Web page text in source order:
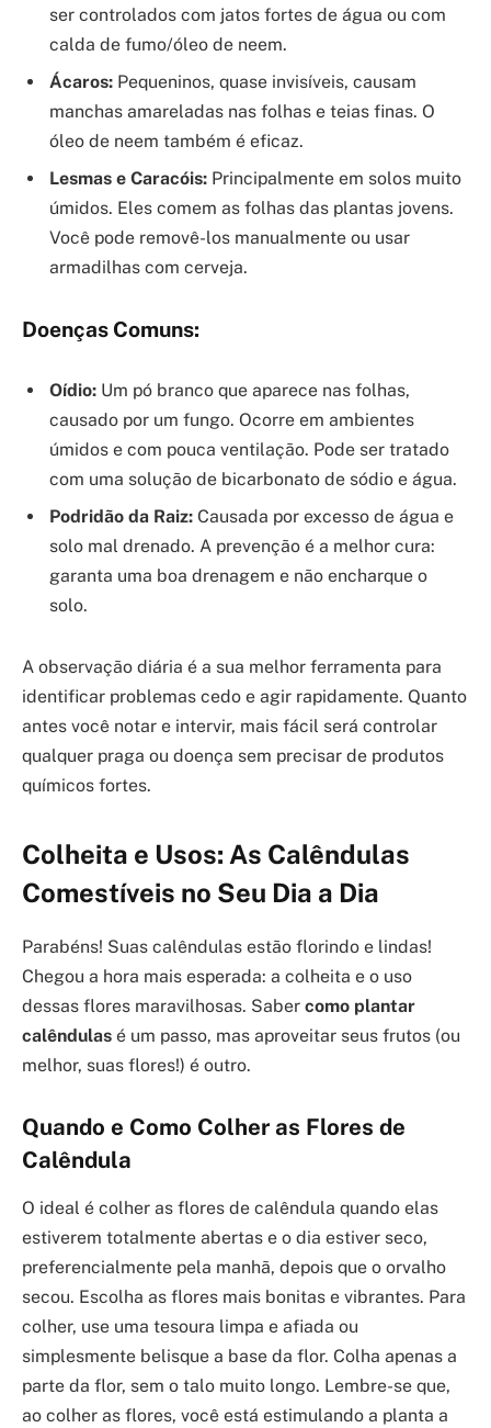
ser controlados com jatos fortes de água ou com
calda de fumo/óleo de neem.
Ácaros: Pequeninos, quase invisíveis, causam
manchas amareladas nas folhas e teias finas. O
óleo de neem também é eficaz.
Lesmas e Caracóis: Principalmente em solos muito
úmidos. Eles comem as folhas das plantas jovens.
Você pode removê-los manualmente ou usar
armadilhas com cerveja.
Doenças Comuns:
Oídio: Um pó branco que aparece nas folhas,
causado por um fungo. Ocorre em ambientes
úmidos e com pouca ventilação. Pode ser tratado
com uma solução de bicarbonato de sódio e água.
Podridão da Raiz: Causada por excesso de água e
solo mal drenado. A prevenção é a melhor cura:
garanta uma boa drenagem e não encharque o
solo.
A observação diária é a sua melhor ferramenta para
identificar problemas cedo e agir rapidamente. Quanto
antes você notar e intervir, mais fácil será controlar
qualquer praga ou doença sem precisar de produtos
químicos fortes.
Colheita e Usos: As Calêndulas
Comestíveis no Seu Dia a Dia
Parabéns! Suas calêndulas estão florindo e lindas!
Chegou a hora mais esperada: a colheita e o uso
dessas flores maravilhosas. Saber como plantar
calêndulas é um passo, mas aproveitar seus frutos (ou
melhor, suas flores!) é outro.
Quando e Como Colher as Flores de
Calêndula
O ideal é colher as flores de calêndula quando elas
estiverem totalmente abertas e o dia estiver seco,
preferencialmente pela manhã, depois que o orvalho
secou. Escolha as flores mais bonitas e vibrantes. Para
colher, use uma tesoura limpa e afiada ou
simplesmente belisque a base da flor. Colha apenas a
parte da flor, sem o talo muito longo. Lembre-se que,
ao colher as flores, você está estimulando a planta a